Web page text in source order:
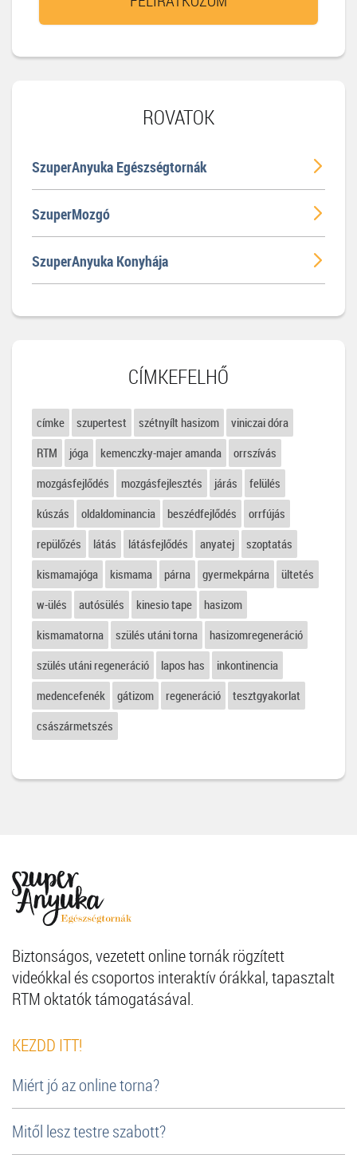
ROVATOK
SzuperAnyuka Egészségtornák
SzuperMozgó
SzuperAnyuka Konyhája
CÍMKEFELHŐ
címke szupertest szétnyílt hasizom
viniczai dóra
RTM
jóga kemenczky-majer amanda
orrszívás
mozgásfejlődés
mozgásfejlesztés járás
felülés
kúszás
oldaldominancia beszédfejlődés
orrfújás
repülőzés
látás látásfejlődés anyatej
szoptatás
kismamajóga
kismama párna gyermekpárna
ültetés
w-ülés
autósülés kinesio tape
hasizom
kismamatorna
szülés utáni torna
hasizomregeneráció
szülés utáni regeneráció
lapos has
inkontinencia
medencefenék
gátizom regeneráció
tesztgyakorlat
császármetszés
Biztonságos, vezetett online tornák rögzített
videókkal és csoportos interaktív órákkal, tapasztalt
RTM oktatók támogatásával.
KEZDD ITT!
Miért jó az online torna?
Mitől lesz testre szabott?